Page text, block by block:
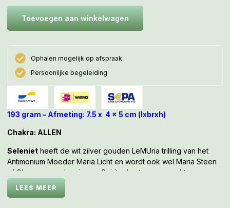
Toevoegen aan winkelwagen
Ophalen mogelijk op afspraak
Persoonlijke begeleiding
193 gram – Afmeting: 7.5 x 4 x 5 cm (lxbrxh)
Chakra: ALLEN
Seleniet heeft de wit zilver gouden LeMUria trilling van het
Antimonium Moeder Maria Licht en wordt ook wel Maria Steen
of Glas genoemd en is een Spirituele steen en werkt
beschermend en inzicht gevend. Het is een goede steen om
bij je te dragen als je mediteert. Het bevordert telepathie,
LEES MEER